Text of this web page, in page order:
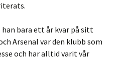
han bara ett år kvar på sitt
Arsenal var den klubb som
och har alltid varit vår